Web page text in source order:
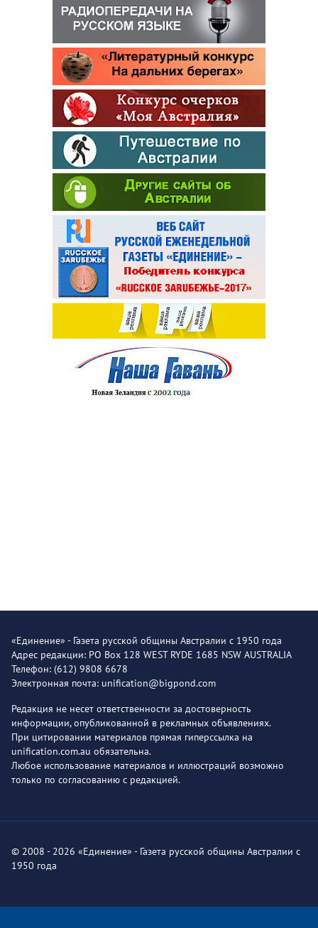
«Единение» - Газета русской общины Австралии с 1950 года
Адрес редакции: PO Box 128 WEST RYDE 1685 NSW AUSTRALIA
Телефон: (612) 9808 6678
Электронная почта: unification@bigpond.com
Редакция не несет ответственности за достоверность
информации, опубликованной в рекламных объявлениях.
При цитировании материалов прямая гиперссылка на
unification.com.au обязательна.
Любое использование материалов и иллюстраций возможно
только по согласованию с редакцией.
© 2008 - 2026 «Единение» - Газета русской общины Австралии с
1950 года